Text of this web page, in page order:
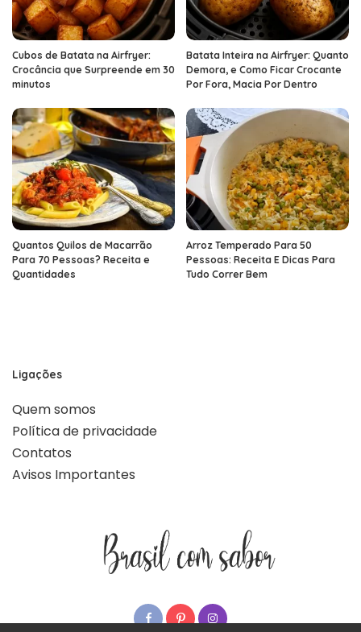
Cubos de Batata na Airfryer:
Crocância que Surpreende em 30
minutos
Batata Inteira na Airfryer: Quanto
Demora, e Como Ficar Crocante
Por Fora, Macia Por Dentro
Quantos Quilos de Macarrão
Para 70 Pessoas? Receita e
Quantidades
Arroz Temperado Para 50
Pessoas: Receita E Dicas Para
Tudo Correr Bem
Ligações
Quem somos
Política de privacidade
Contatos
Avisos Importantes